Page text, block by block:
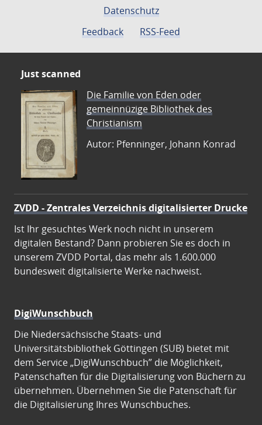
Datenschutz
Feedback
RSS-Feed
Just scanned
Die Familie von Eden oder
gemeinnüzige Bibliothek des
Christianism
Autor: Pfenninger, Johann Konrad
ZVDD - Zentrales Verzeichnis digitalisierter Drucke
Ist Ihr gesuchtes Werk noch nicht in unserem
digitalen Bestand? Dann probieren Sie es doch in
unserem ZVDD Portal, das mehr als 1.600.000
bundesweit digitalisierte Werke nachweist.
DigiWunschbuch
Die Niedersächsische Staats- und
Universitätsbibliothek Göttingen (SUB) bietet mit
dem Service „DigiWunschbuch” die Möglichkeit,
Patenschaften für die Digitalisierung von Büchern zu
übernehmen. Übernehmen Sie die Patenschaft für
die Digitalisierung Ihres Wunschbuches.